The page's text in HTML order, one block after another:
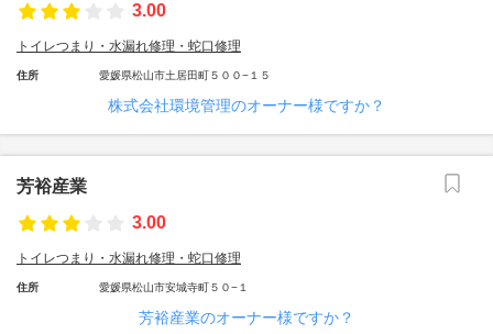
3.00
トイレつまり・水漏れ修理・蛇口修理
住所 愛媛県松山市土居田町５００−１５
株式会社環境管理のオーナー様ですか？
芳裕産業
3.00
トイレつまり・水漏れ修理・蛇口修理
住所 愛媛県松山市安城寺町５０−１
芳裕産業のオーナー様ですか？